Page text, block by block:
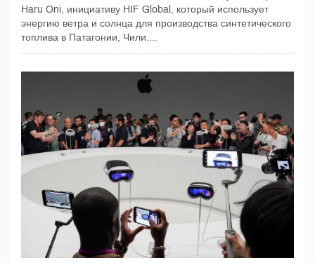
Haru Oni, инициативу HIF Global, который использует
энергию ветра и солнца для производства синтетического
топлива в Патагонии, Чили....